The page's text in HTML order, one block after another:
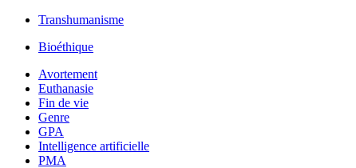
Transhumanisme
Bioéthique
Avortement
Euthanasie
Fin de vie
Genre
GPA
Intelligence artificielle
PMA